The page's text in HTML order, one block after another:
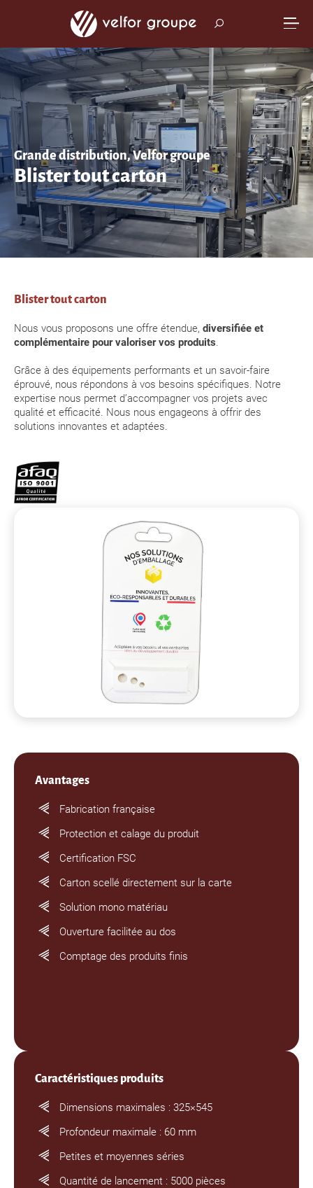
Grande distribution, Velfor groupe
Blister tout carton
Blister tout carton
Nous vous proposons une offre étendue, diversifiée et
complémentaire pour valoriser vos produits.
Grâce à des équipements performants et un savoir-faire
éprouvé, nous répondons à vos besoins spécifiques. Notre
expertise nous permet d’accompagner vos projets avec
qualité et efficacité. Nous nous engageons à offrir des
solutions innovantes et adaptées.
Avantages
Fabrication française
Protection et calage du produit
Certification FSC
Carton scellé directement sur la carte
Solution mono matériau
Ouverture facilitée au dos
Comptage des produits finis
Caractéristiques produits
Dimensions maximales : 325×545
Profondeur maximale : 60 mm
Petites et moyennes séries
Quantité de lancement : 5000 pièces